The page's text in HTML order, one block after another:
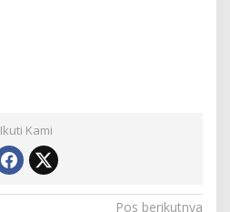
Ikuti Kami
Pos berikutnya